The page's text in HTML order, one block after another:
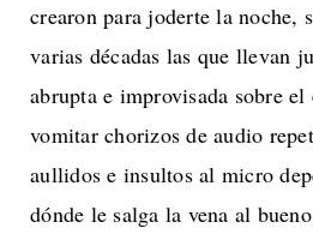
crearon para joderte la noche,
varias décadas las que llevan
abrupta e improvisada sobre el
vomitar chorizos de audio
aullidos e insultos al micro
dónde le salga la vena al